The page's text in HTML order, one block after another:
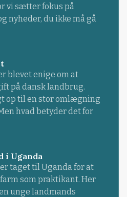
vi sætter fokus på
nyheder, du ikke må gå
blevet enige om at
på dansk landbrug.
op til en stor omlægning
hvad betyder det for
i Uganda
taget til Uganda for at
som praktikant. Her
unge landmands